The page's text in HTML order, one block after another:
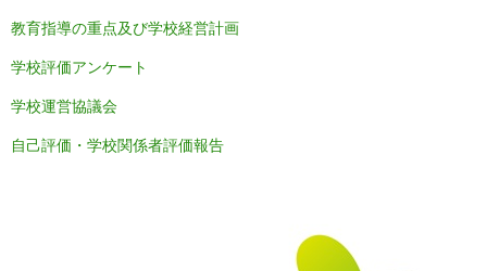
教育指導の重点及び学校経営計画
学校評価アンケート
学校運営協議会
自己評価・学校関係者評価報告